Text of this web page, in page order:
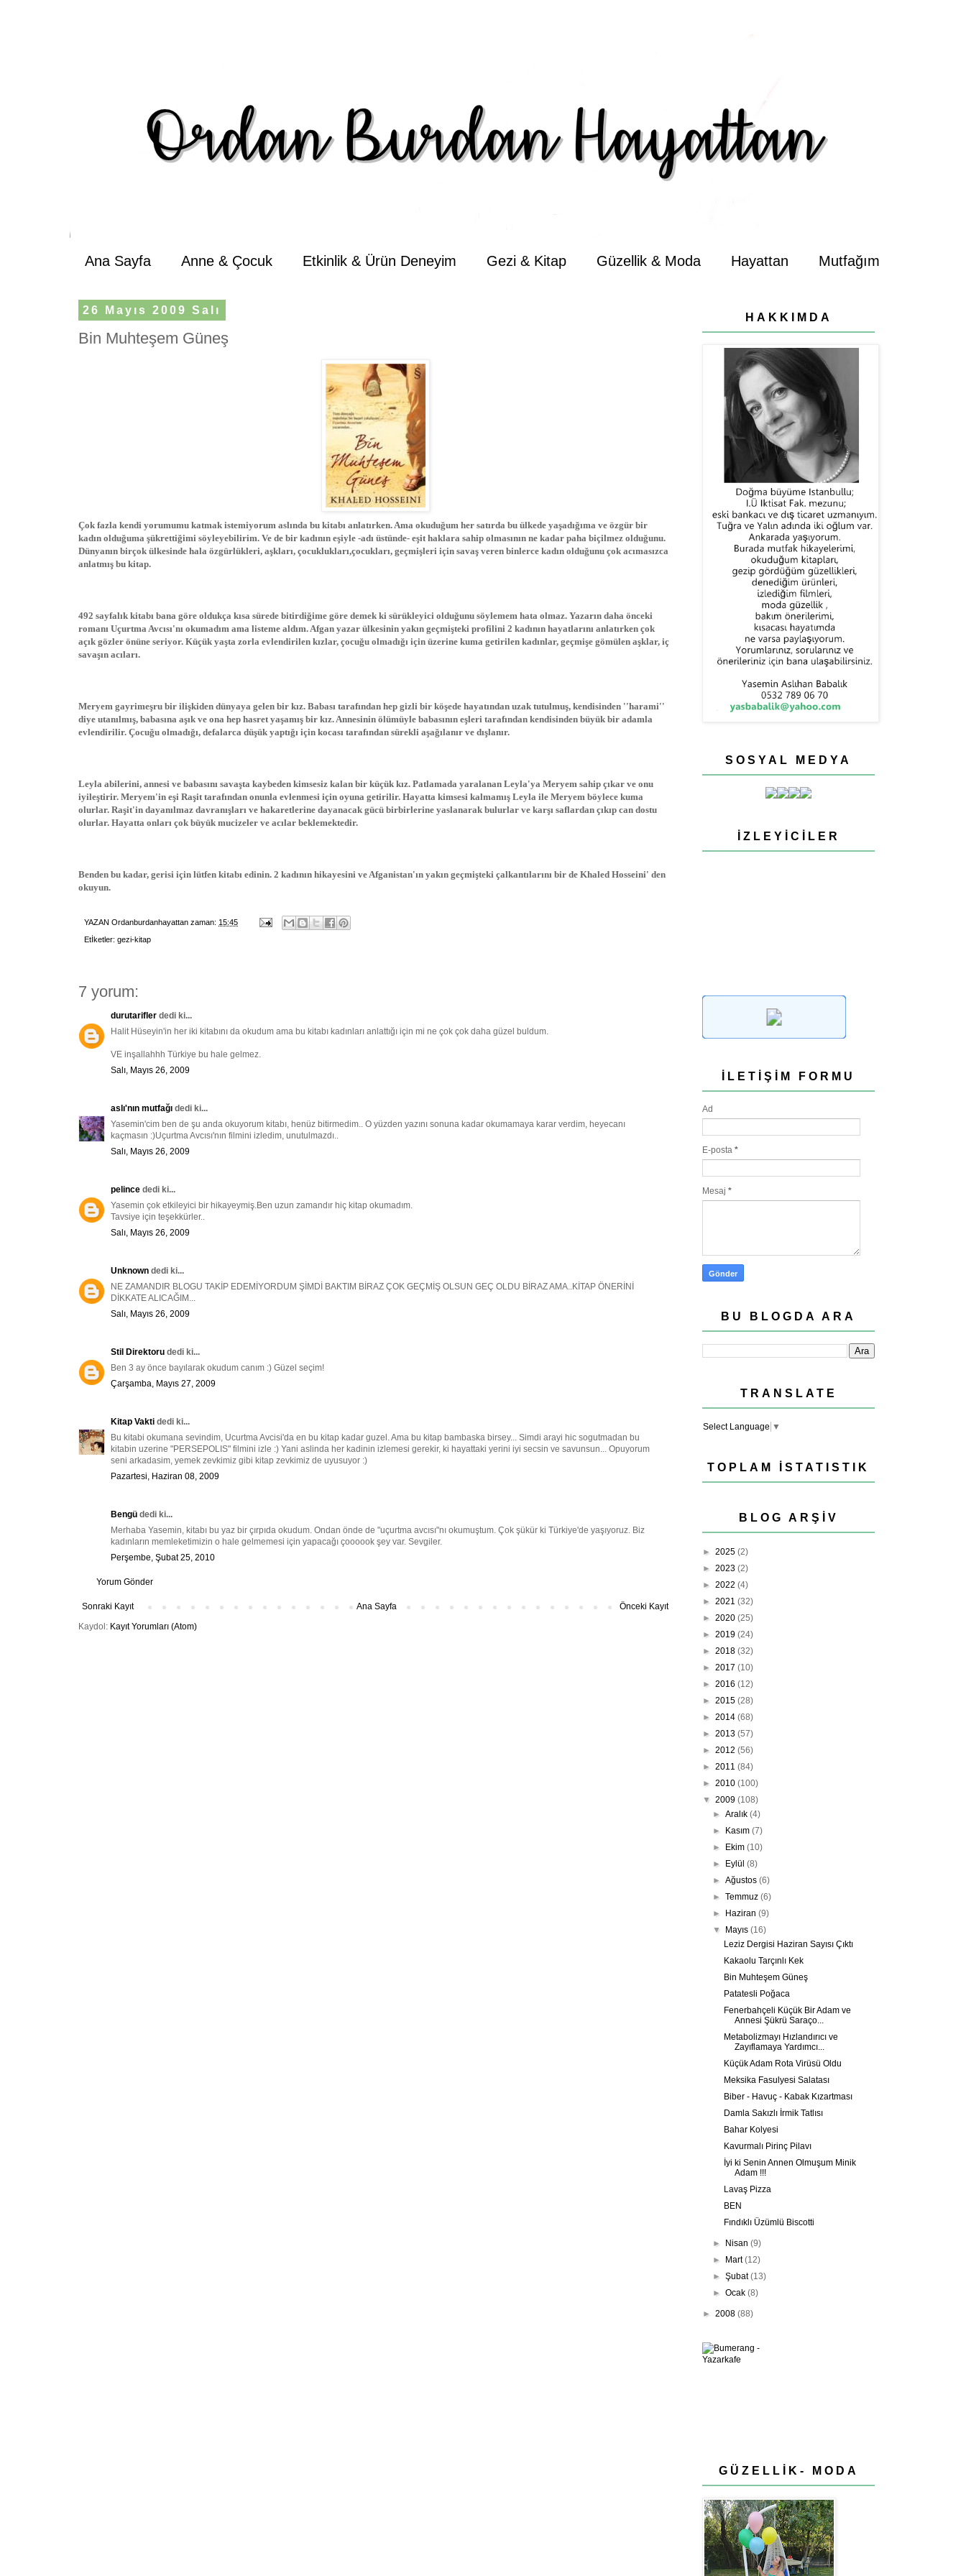
Ana Sayfa Anne & Çocuk Etkinlik & Ürün Deneyim Gezi & Kitap Güzellik & Moda Hayattan Mutfağım
26 Mayıs 2009 Salı
Bin Muhteşem Güneş
Çok fazla kendi yorumumu katmak istemiyorum aslında bu kitabı anlatırken. Ama okuduğum her satırda bu ülkede yaşadığıma ve özgür bir
kadın olduğuma şükrettiğimi söyleyebilirim. Ve de bir kadının eşiyle -adı üstünde- eşit haklara sahip olmasının ne kadar paha biçilmez olduğunu.
Dünyanın birçok ülkesinde hala özgürlükleri, aşkları, çocuklukları,çocukları, geçmişleri için savaş veren binlerce kadın olduğunu çok acımasızca
anlatmış bu kitap.
492 sayfalık kitabı bana göre oldukça kısa sürede bitirdiğime göre demek ki sürükleyici olduğunu söylemem hata olmaz. Yazarın daha önceki
romanı Uçurtma Avcısı'nı okumadım ama listeme aldım. Afgan yazar ülkesinin yakın geçmişteki profilini 2 kadının hayatlarını anlatırken çok
açık gözler önüne seriyor. Küçük yaşta zorla evlendirilen kızlar, çocuğu olmadığı için üzerine kuma getirilen kadınlar, geçmişe gömülen aşklar, iç
savaşın acıları.
Meryem gayrimeşru bir ilişkiden dünyaya gelen bir kız. Babası tarafından hep gizli bir köşede hayatından uzak tutulmuş, kendisinden ''harami''
diye utanılmış, babasına aşık ve ona hep hasret yaşamış bir kız. Annesinin ölümüyle babasının eşleri tarafından kendisinden büyük bir adamla
evlendirilir. Çocuğu olmadığı, defalarca düşük yaptığı için kocası tarafından sürekli aşağılanır ve dışlanır.
Leyla abilerini, annesi ve babasını savaşta kaybeden kimsesiz kalan bir küçük kız. Patlamada yaralanan Leyla'ya Meryem sahip çıkar ve onu
iyileştirir. Meryem'in eşi Raşit tarafından onunla evlenmesi için oyuna getirilir. Hayatta kimsesi kalmamış Leyla ile Meryem böylece kuma
olurlar. Raşit'in dayanılmaz davranışları ve hakaretlerine dayanacak gücü birbirlerine yaslanarak bulurlar ve karşı saflardan çıkıp can dostu
olurlar. Hayatta onları çok büyük mucizeler ve acılar beklemektedir.
Benden bu kadar, gerisi için lütfen kitabı edinin. 2 kadının hikayesini ve Afganistan'ın yakın geçmişteki çalkantılarını bir de Khaled Hosseini' den
okuyun.
YAZAN Ordanburdanhayattan zaman: 15:45
Etİketler: gezi-kitap
7 yorum:
durutarifler dedi ki...
Halit Hüseyin'in her iki kitabını da okudum ama bu kitabı kadınları anlattığı için mi ne çok çok daha güzel buldum.
VE inşallahhh Türkiye bu hale gelmez.
Salı, Mayıs 26, 2009
aslı'nın mutfağı dedi ki...
Yasemin'cim ben de şu anda okuyorum kitabı, henüz bitirmedim.. O yüzden yazını sonuna kadar okumamaya karar verdim, heyecanı
kaçmasın :)Uçurtma Avcısı'nın filmini izledim, unutulmazdı..
Salı, Mayıs 26, 2009
pelince dedi ki...
Yasemin çok etkileyici bir hikayeymiş.Ben uzun zamandır hiç kitap okumadım.
Tavsiye için teşekkürler..
Salı, Mayıs 26, 2009
Unknown dedi ki...
NE ZAMANDIR BLOGU TAKİP EDEMİYORDUM ŞİMDİ BAKTIM BİRAZ ÇOK GEÇMİŞ OLSUN GEÇ OLDU BİRAZ AMA..KİTAP ÖNERİNİ
DİKKATE ALICAĞIM...
Salı, Mayıs 26, 2009
Stil Direktoru dedi ki...
Ben 3 ay önce bayılarak okudum canım :) Güzel seçim!
Çarşamba, Mayıs 27, 2009
Kitap Vakti dedi ki...
Bu kitabi okumana sevindim, Ucurtma Avcisi'da en bu kitap kadar guzel. Ama bu kitap bambaska birsey... Simdi arayi hic sogutmadan bu
kitabin uzerine "PERSEPOLIS" filmini izle :) Yani aslinda her kadinin izlemesi gerekir, ki hayattaki yerini iyi secsin ve savunsun... Opuyorum
seni arkadasim, yemek zevkimiz gibi kitap zevkimiz de uyusuyor :)
Pazartesi, Haziran 08, 2009
Bengü dedi ki...
Merhaba Yasemin, kitabı bu yaz bir çırpıda okudum. Ondan önde de "uçurtma avcısı"nı okumuştum. Çok şükür ki Türkiye'de yaşıyoruz. Biz
kadınların memleketimizin o hale gelmemesi için yapacağı çoooook şey var. Sevgiler.
Perşembe, Şubat 25, 2010
Yorum Gönder
Sonraki Kayıt Önceki Kayıt
Ana Sayfa
Kaydol: Kayıt Yorumları (Atom)
HAKKIMDA
SOSYAL MEDYA
İZLEYICILER
İLETIŞIM FORMU
Ad
E-posta *
Mesaj *
BU BLOGDA ARA
TRANSLATE
Select Language ▼
TOPLAM İSTATISTIK
BLOG ARŞIV
► 2025 (2)
► 2023 (2)
► 2022 (4)
► 2021 (32)
► 2020 (25)
► 2019 (24)
► 2018 (32)
► 2017 (10)
► 2016 (12)
► 2015 (28)
► 2014 (68)
► 2013 (57)
► 2012 (56)
► 2011 (84)
► 2010 (100)
▼ 2009 (108)
►Aralık(4)
► Kasım(7)
► Ekim(10)
► Eylül(8)
►Ağustos(6)
►Temmuz(6)
► Haziran(9)
▼ Mayıs(16)
Leziz Dergisi Haziran Sayısı Çıktı
Kakaolu Tarçınlı Kek
Bin Muhteşem Güneş
Patatesli Poğaca
Fenerbahçeli Küçük Bir Adam ve
Annesi Şükrü Saraço...
Metabolizmayı Hızlandırıcı ve
Zayıflamaya Yardımcı...
Küçük Adam Rota Virüsü Oldu
Meksika Fasulyesi Salatası
Biber - Havuç - Kabak Kızartması
Damla Sakızlı İrmik Tatlısı
Bahar Kolyesi
Kavurmalı Pirinç Pilavı
İyi ki Senin Annen Olmuşum Minik
Adam !!!
Lavaş Pizza
BEN
Fındıklı Üzümlü Biscotti
► Nisan(9)
► Mart(12)
►Şubat(13)
►Ocak(8)
► 2008 (88)
GÜZELLİK- MODA